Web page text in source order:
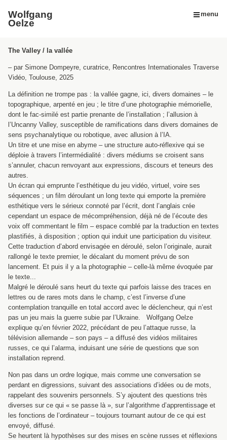
Wolfgang
Oelze
menu
The Valley / la vallée
– par Simone Dompeyre, curatrice, Rencontres Internationales Traverse
Vidéo, Toulouse, 2025
La définition ne trompe pas : la vallée gagne, ici, divers domaines – le
topographique, arpenté en jeu ; le titre d’une photographie mémorielle,
dont le fac-similé est partie prenante de l’installation ; l’allusion à
l’Uncanny Valley, susceptible de ramifications dans divers domaines de
sens psychanalytique ou robotique, avec allusion à l’IA.
Un titre et une mise en abyme – une structure auto-réflexive qui se
déploie à travers l’intermédialité : divers médiums se croisent sans
s’annuler, chacun renvoyant aux expressions, discours et teneurs des
autres.
Un écran qui emprunte l’esthétique du jeu vidéo, virtuel, voire ses
séquences ; un film déroulant un long texte qui emporte la première
esthétique vers le sérieux connoté par l’écrit, dont l’anglais crée
cependant un espace de mécompréhension, déjà né de l’écoute des
voix off commentant le film – espace comblé par la traduction en textes
plastifiés, à disposition ; option qui induit une participation du visiteur.
Cette traduction d’abord envisagée en déroulé, selon l’originale, aurait
rallongé le texte premier, le décalant du moment prévu de son
lancement. Et puis il y a la photographie – celle-là même évoquée par
le texte...
Malgré le déroulé sans heurt du texte qui parfois laisse des traces en
lettres ou de rares mots dans le champ, c’est l’inverse d’une
contemplation tranquille en total accord avec le déclencheur, qui n’est
pas un jeu mais la guerre subie par l’Ukraine. Wolfgang Oelze
explique qu’en février 2022, précédant de peu l’attaque russe, la
télévision allemande – son pays – a diffusé des vidéos militaires
russes, ce qui l’alarma, induisant une série de questions que son
installation reprend.
Non pas dans un ordre logique, mais comme une conversation se
perdant en digressions, suivant des associations d’idées ou de mots,
rappelant des souvenirs personnels. S’y ajoutent des questions très
diverses sur ce qui « se passe là », sur l’algorithme d’apprentissage et
les fonctions de l’ordinateur – toujours tournant autour de ce qui est
envoyé, diffusé.
Se heurtent là hypothèses sur des mises en scène russes et réflexions